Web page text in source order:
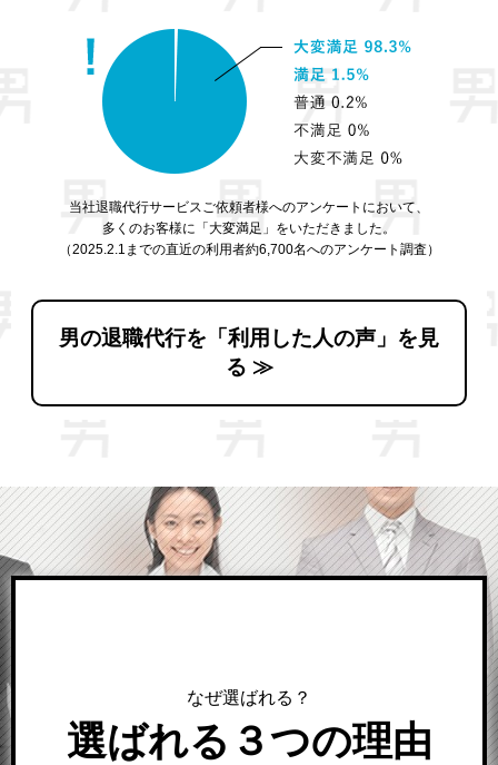
当社退職代行サービスご依頼者様へのアンケートにおいて、
多くのお客様に「大変満足」をいただきました。
（2025.2.1までの直近の利用者約6,700名へのアンケート調査）
男の退職代行を「利用した人の声」を見
る ≫
なぜ選ばれる？
選ばれる３つの理由